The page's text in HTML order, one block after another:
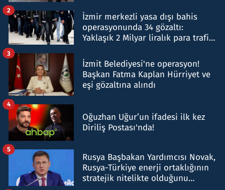
İzmir merkezli yasa dışı bahis
operasyonunda 34 gözaltı:
Yaklaşık 2 Milyar liralık para trafiği
2
İzmit Belediyesi'ne operasyon!
Başkan Fatma Kaplan Hürriyet ve
eşi gözaltına alındı
3
Oğuzhan Uğur’un ifadesi ilk kez
Diriliş Postası'nda!
4
Rusya Başbakan Yardımcısı Novak,
Rusya-Türkiye enerji ortaklığının
stratejik nitelikte olduğunu
5